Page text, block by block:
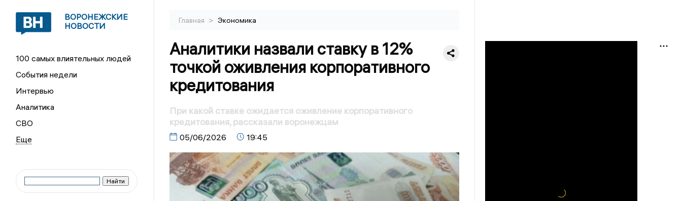
ВОРОНЕЖСКИЕ
НОВОСТИ
100 самых влиятельных людей
События недели
Интервью
Аналитика
СВО
Главная > Экономика
Аналитики назвали ставку в 12%
точкой оживления корпоративного
кредитования
При какой ставке ожидается оживление корпоративного
кредитования, рассказали воронежцам
05/06/2026 19:45